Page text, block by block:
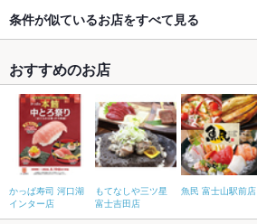
条件が似ているお店をすべて見る
おすすめのお店
かっぱ寿司 河口湖
インター店
もてなしや三ツ星
富士吉田店
魚民 富士山駅前店